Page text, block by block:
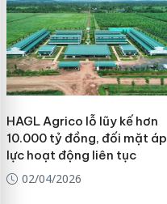
HAGL Agrico lỗ lũy kế hơn
10.000 tỷ đồng, đối mặt áp
lực hoạt động liên tục
02/04/2026